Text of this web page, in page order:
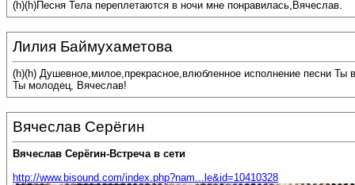
(h)(h)Песня Тела переплетаются в ночи мне понравилась,Вячеслав.
Лилия Баймухаметова
(h)(h) Душевное,милое,прекрасное,влюбленное исполнение песни Ты
Ты молодец, Вячеслав!
Вячеслав Серёгин
Вячеслав Серёгин-Встреча в сети
http://www.bisound.com/index.php?nam...le&id=10410328